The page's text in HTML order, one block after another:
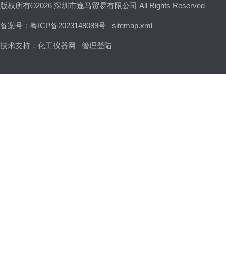
版权所有©2026 深圳市逸马贸易有限公司 All Rights Reserved
备案号：粤ICP备2023148089号 sitemap.xml
技术支持： 化工仪器网 管理登陆